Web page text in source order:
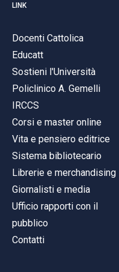
LINK
Docenti Cattolica
Educatt
Sostieni l'Università
Policlinico A. Gemelli
IRCCS
Corsi e master online
Vita e pensiero editrice
Sistema bibliotecario
Librerie e merchandising
Giornalisti e media
Ufficio rapporti con il
pubblico
Contatti